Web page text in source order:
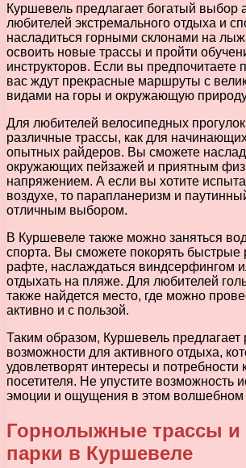
Куршевель предлагает богатый выбор
любителей экстремального отдыха и
насладиться горными склонами на
освоить новые трассы и пройти
инструкторов. Если вы предпочитаете
вас ждут прекрасные маршруты с
видами на горы и окружающую
Для любителей велосипедных
различные трассы, как для
опытных райдеров. Вы сможете
окружающих пейзажей и приятным
напряжением. А если вы хотите
воздухе, то парапланеризм и
отличным выбором.
В Куршевеле также можно заняться
спорта. Вы сможете покорять быстрые
рафте, наслаждаться виндсерфингом
отдыхать на пляже. Для любителей
также найдется место, где можно
активно и с пользой.
Таким образом, Куршевель предлагает
возможности для активного отдыха,
удовлетворят интересы и потребности
посетителя. Не упустите возможность
эмоции и ощущения в этом волшебном
Горнолыжные трассы и
парки в Куршевеле